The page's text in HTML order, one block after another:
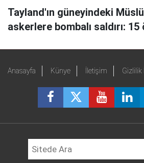
Tayland'ın güneyindeki
askerlere bombalı saldırı: 15
Anasayfa Künye İletişim Gizlilik